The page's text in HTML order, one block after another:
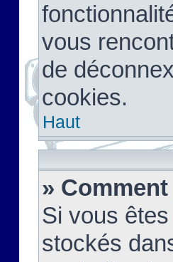
vous
de
cookies.
Haut
»
Si vous
stockés